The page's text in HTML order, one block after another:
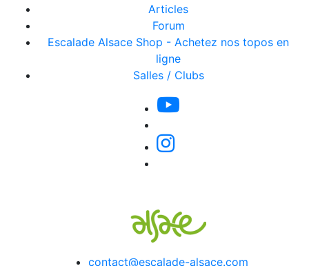
Articles
Forum
Escalade Alsace Shop - Achetez nos topos en
ligne
Salles / Clubs
contact@escalade-alsace.com